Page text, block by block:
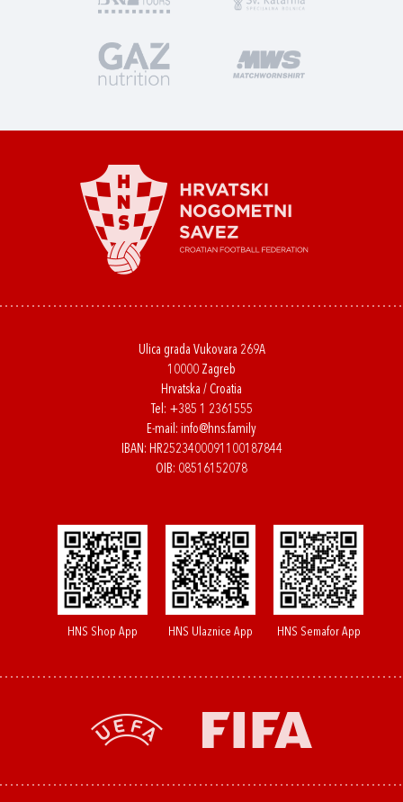
Ulica grada Vukovara 269A
10000 Zagreb
Hrvatska / Croatia
Tel: +385 1 2361555
E-mail: info@hns.family
IBAN: HR2523400091100187844
OIB: 08516152078
HNS Shop App HNS Ulaznice App HNS Semafor App